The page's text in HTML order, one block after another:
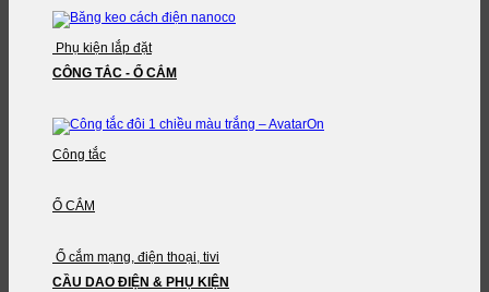
Phụ kiện lắp đặt
CÔNG TẮC - Ổ CẮM
Công tắc
Ổ CẮM
Ổ cắm mạng, điện thoại, tivi
CẦU DAO ĐIỆN & PHỤ KIỆN